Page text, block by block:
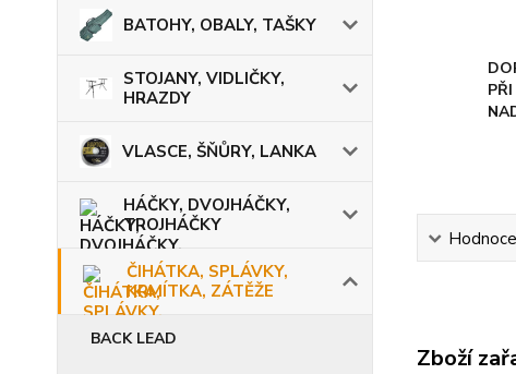
BATOHY, OBALY, TAŠKY
STOJANY, VIDLIČKY,
HRAZDY
VLASCE, ŠŇŮRY, LANKA
HÁČKY, DVOJHÁČKY,
TROJHÁČKY
ČIHÁTKA, SPLÁVKY,
KRMÍTKA, ZÁTĚŽE
BACK LEAD
Zboží